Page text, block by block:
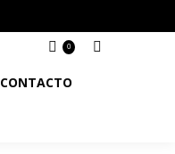
0
CONTACTO